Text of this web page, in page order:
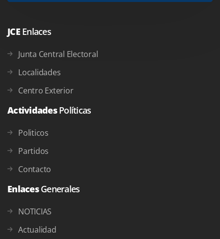
JCE Enlaces
Junta Central Electoral
Localidades
Centro Exterior
ActividadesPolíticas
Politicos
Partidos
Contacto
EnlacesGenerales
NOTICIAS
Actualidad